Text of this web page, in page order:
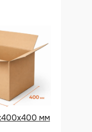
мм